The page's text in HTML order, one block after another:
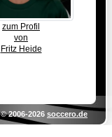
zum Profil
von
Fritz Heide
© 2006-2026 soccero.de